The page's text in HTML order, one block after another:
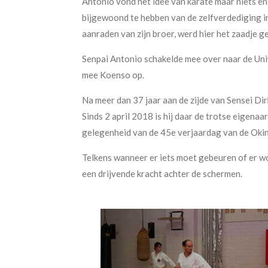
bijgewoond te hebben van de zelfverdediging
aanraden van zijn broer, werd hier het zaadje
Senpai Antonio schakelde mee over naar de
mee Koenso op.
Na meer dan 37 jaar aan de zijde van Sensei
Sinds 2 april 2018 is hij daar de trotse
gelegenheid van de 45e verjaardag van de
Telkens wanneer er iets moet gebeuren of er
een drijvende kracht achter de schermen.